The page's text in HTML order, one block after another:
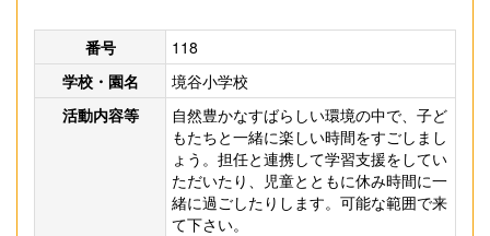
番号
118
学校・園名
境谷小学校
活動内容等
自然豊かなすばらしい環境の中で、子ど
もたちと一緒に楽しい時間をすごしまし
ょう。担任と連携して学習支援をしてい
ただいたり、児童とともに休み時間に一
緒に過ごしたりします。可能な範囲で来
て下さい。